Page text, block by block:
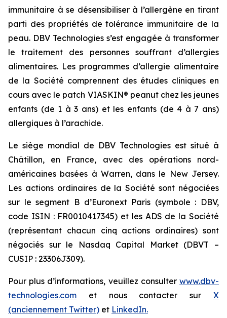
immunitaire à se désensibiliser à l’allergène en tirant
parti des propriétés de tolérance immunitaire de la
peau. DBV Technologies s’est engagée à transformer
le traitement des personnes souffrant d’allergies
alimentaires. Les programmes d’allergie alimentaire
de la Société comprennent des études cliniques en
cours avec le patch VIASKIN® peanut chez les jeunes
enfants (de 1 à 3 ans) et les enfants (de 4 à 7 ans)
allergiques à l’arachide.
Le siège mondial de DBV Technologies est situé à
Châtillon, en France, avec des opérations nord-
américaines basées à Warren, dans le New Jersey.
Les actions ordinaires de la Société sont négociées
sur le segment B d’Euronext Paris (symbole : DBV,
code ISIN : FR0010417345) et les ADS de la Société
(représentant chacun cinq actions ordinaires) sont
négociés sur le Nasdaq Capital Market (DBVT –
CUSIP : 23306J309).
Pour plus d’informations, veuillez consulter www.dbv-
technologies.com et nous contacter sur X
(anciennement Twitter) et LinkedIn.